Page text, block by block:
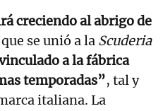
creciendo al abrigo de
se unió a la Scuderia
a la fábrica
temporadas”, tal y
italiana. La